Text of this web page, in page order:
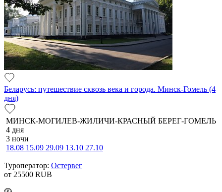
Беларусь: путешествие сквозь века и города. Минск-Гомель (4
дня)
МИНСК-МОГИЛЕВ-ЖИЛИЧИ-КРАСНЫЙ БЕРЕГ-ГОМЕЛЬ
4 дня
3 ночи
18.08 15.09 29.09 13.10 27.10
Туроператор: Остервег
от 25500 RUB